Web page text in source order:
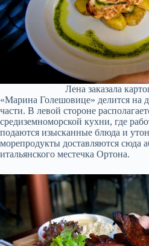
Лена заказала
«Марина Голешовице» делится на
части. В левой стороне
средиземноморской кухни, где
подаются изысканные блюда и
морепродукты доставляются сюда
итальянского местечка Ортона.